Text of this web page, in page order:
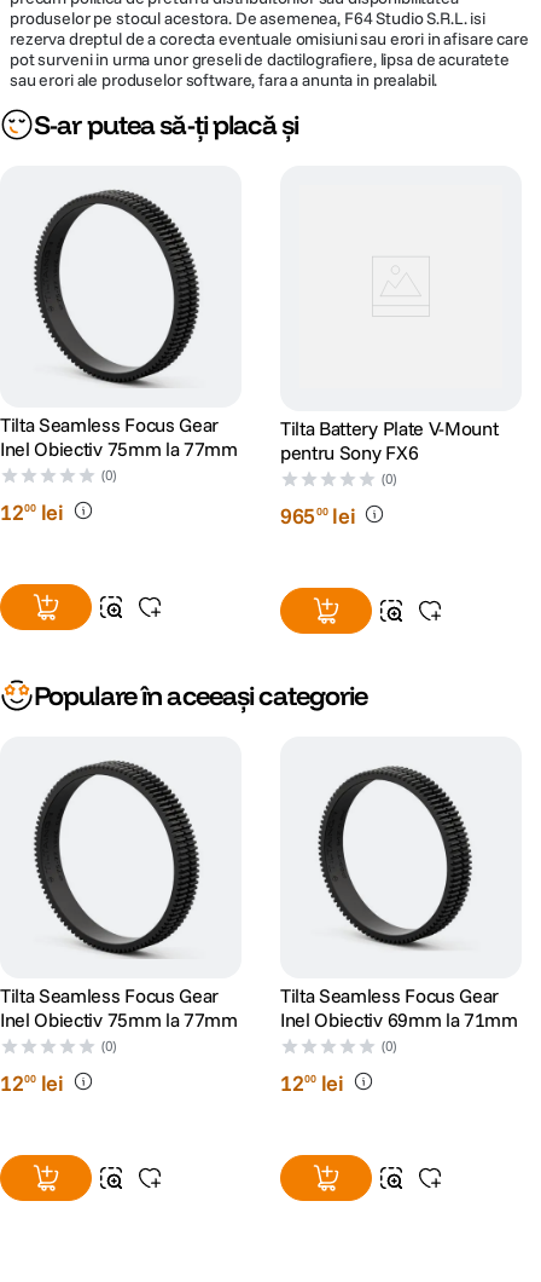
produselor pe stocul acestora. De asemenea, F64 Studio S.R.L. isi
rezerva dreptul de a corecta eventuale omisiuni sau erori in afisare care
pot surveni in urma unor greseli de dactilografiere, lipsa de acuratete
sau erori ale produselor software, fara a anunta in prealabil.
S-ar putea să-ți placă și
Tilta Seamless Focus Gear
Inel Obiectiv 75mm la 77mm
(0)
1200 lei
Tilta Battery Plate V-Mount
pentru Sony FX6
(0)
96500 lei
Populare în aceeași categorie
Tilta Seamless Focus Gear
Inel Obiectiv 75mm la 77mm
(0)
1200 lei
Tilta Seamless Focus Gear
Inel Obiectiv 69mm la 71mm
(0)
1200 lei